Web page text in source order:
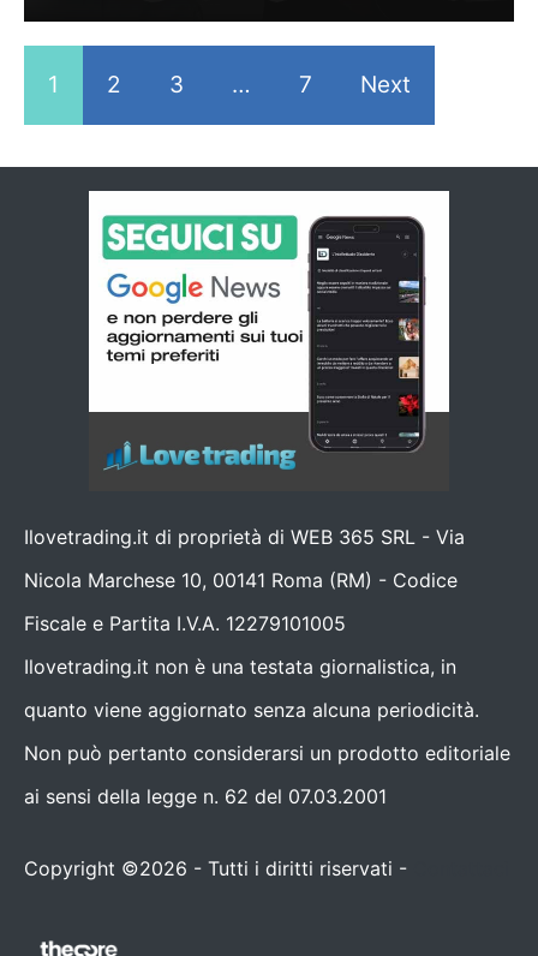
1 2 3 … 7 Next
Ilovetrading.it di proprietà di WEB 365 SRL - Via
Nicola Marchese 10, 00141 Roma (RM) - Codice
Fiscale e Partita I.V.A. 12279101005
Ilovetrading.it non è una testata giornalistica, in
quanto viene aggiornato senza alcuna periodicità.
Non può pertanto considerarsi un prodotto editoriale
ai sensi della legge n. 62 del 07.03.2001
Copyright ©2026 - Tutti i diritti riservati -